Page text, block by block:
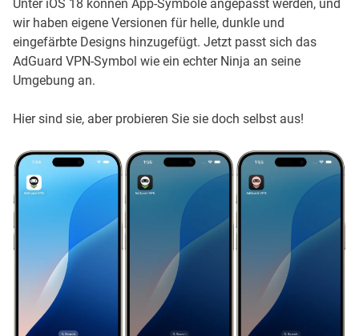
Unter iOS 18 können App-Symbole angepasst werden, und
wir haben eigene Versionen für helle, dunkle und
eingefärbte Designs hinzugefügt. Jetzt passt sich das
AdGuard VPN-Symbol wie ein echter Ninja an seine
Umgebung an.
Hier sind sie, aber probieren Sie sie doch selbst aus!